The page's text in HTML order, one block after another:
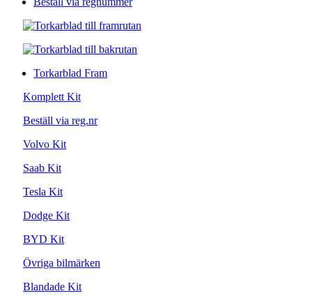
Torkarblad Fram
Komplett Kit
Beställ via reg.nr
Volvo Kit
Saab Kit
Tesla Kit
Dodge Kit
BYD Kit
Övriga bilmärken
Blandade Kit